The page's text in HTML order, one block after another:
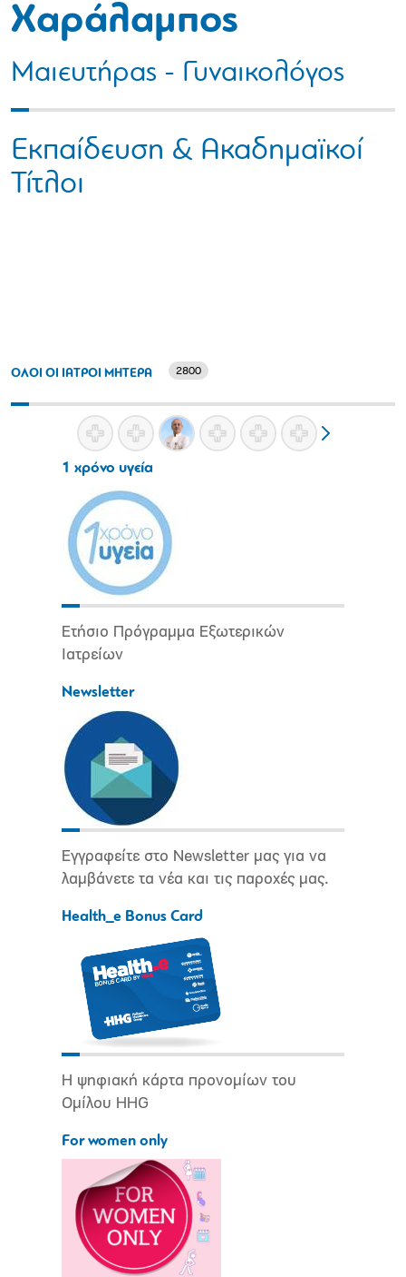
Χαράλαμπος
Μαιευτήρας - Γυναικολόγος
Εκπαίδευση & Ακαδημαϊκοί
Τίτλοι
ΟΛΟΙ ΟΙ ΙΑΤΡΟΙ ΜΗΤΕΡΑ 2800
1 χρόνο υγεία
Ετήσιο Πρόγραμμα Εξωτερικών
Ιατρείων
Newsletter
Εγγραφείτε στο Newsletter μας για να
λαμβάνετε τα νέα και τις παροχές μας.
Health_e Bonus Card
Η ψηφιακή κάρτα προνομίων του
Ομίλου HHG
For women only